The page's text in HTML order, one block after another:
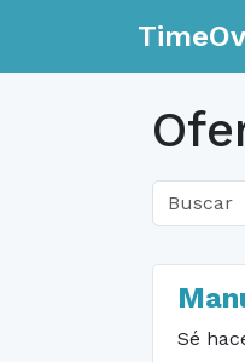
Sé